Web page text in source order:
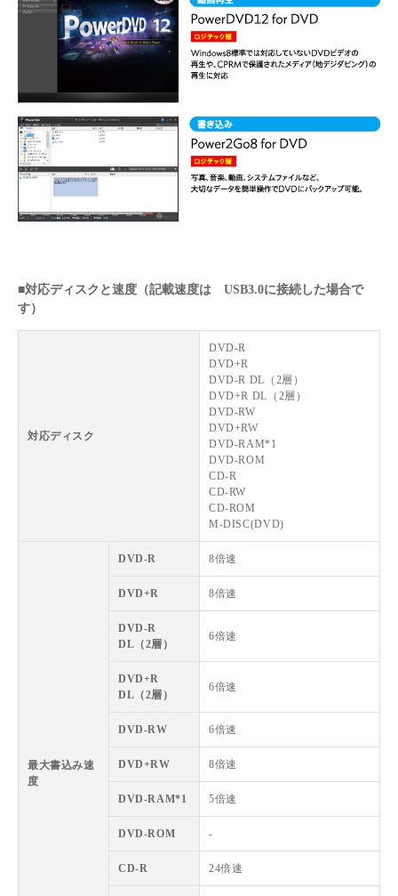
■対応ディスクと速度（記載速度は USB3.0に接続した場合で
す）
対応ディスク
DVD-R
DVD+R
DVD-R DL（2層）
DVD+R DL（2層）
DVD-RW
DVD+RW
DVD-RAM*1
DVD-ROM
CD-R
CD-RW
CD-ROM
M-DISC(DVD)
最大書込み速
度
DVD-R 8倍速
DVD+R 8倍速
DVD-R
DL（2層）
6倍速
DVD+R
DL（2層）
6倍速
DVD-RW 6倍速
DVD+RW 8倍速
DVD-RAM*1 5倍速
DVD-ROM -
CD-R 24倍速